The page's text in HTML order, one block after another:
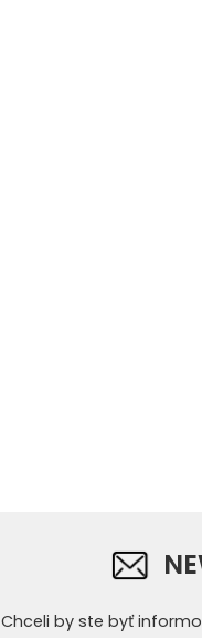
Chceli by ste byť